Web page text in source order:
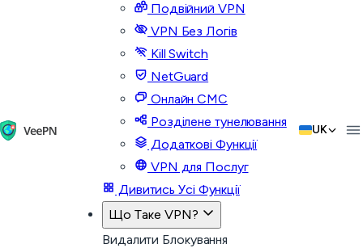
Подвійний VPN
VPN Без Логів
Kill Switch
NetGuard
Онлайн СМС
Розділене тунелювання
Додаткові Функції
VPN для Послуг
Дивитись Усі Функції
Що Таке VPN?
Видалити Блокування
UK